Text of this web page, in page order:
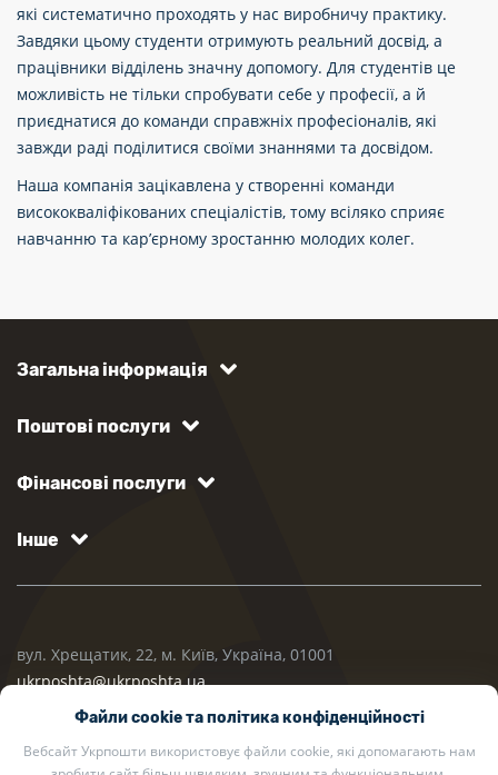
які систематично проходять у нас виробничу практику.
Завдяки цьому студенти отримують реальний досвід, а
працівники відділень значну допомогу. Для студентів це
можливість не тільки спробувати себе у професії, а й
приєднатися до команди справжніх професіоналів, які
завжди раді поділитися своїми знаннями та досвідом.
Наша компанія зацікавлена у створенні команди
висококваліфікованих спеціалістів, тому всіляко сприяє
навчанню та кар’єрному зростанню молодих колег.
Файли cookie та політика конфіденційності
Вебсайт Укрпошти використовує файли cookie, які допомагають нам
Загальна інформація
Поштові послуги
Фінансові послуги
Інше
вул. Хрещатик, 22, м. Київ, Україна, 01001
ukrposhta@ukrposhta.ua